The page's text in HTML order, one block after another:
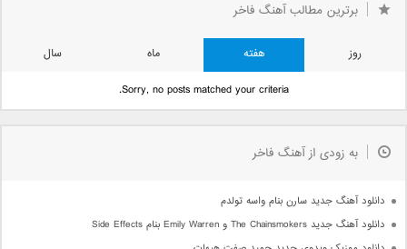
برترین مطالب آهنگ فاخر
روز هفته ماه
سال
Sorry, no posts matched your criteria.
به زودی از آهنگ فاخر
دانلود آهنگ جدید سارن بنام واسه تولدم
دانلود آهنگ جدید The Chainsmokers و Emily Warren بنام Side Effects